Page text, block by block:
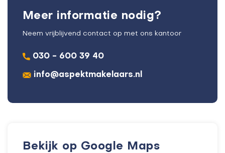
Meer informatie nodig?
Neem vrijblijvend contact op met ons kantoor
030 - 600 39 40
info@aspektmakelaars.nl
Bekijk op Google Maps